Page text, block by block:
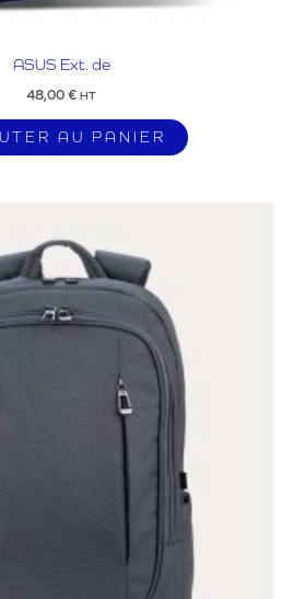
ASUS Ext. de
48,00 € HT
AU PANIER